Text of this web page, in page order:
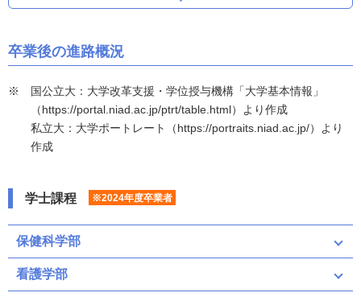
卒業後の進路概況
国公立大：大学改革支援・学位授与機構「大学基本情報」
（https://portal.niad.ac.jp/ptrt/table.html）より作成
私立大：大学ポートレート（https://portraits.niad.ac.jp/）より
作成
学士課程 ※2024年度卒業者
保健科学部
看護学部